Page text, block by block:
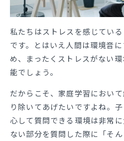
私たちはストレスを感じてい
です。とはいえ人間は環境音
め、まったくストレスがない
能でしょう。
だからこそ、家庭学習におい
り除いてあげたいですよね。
心して質問できる環境は非常
ない部分を質問した際に「そ